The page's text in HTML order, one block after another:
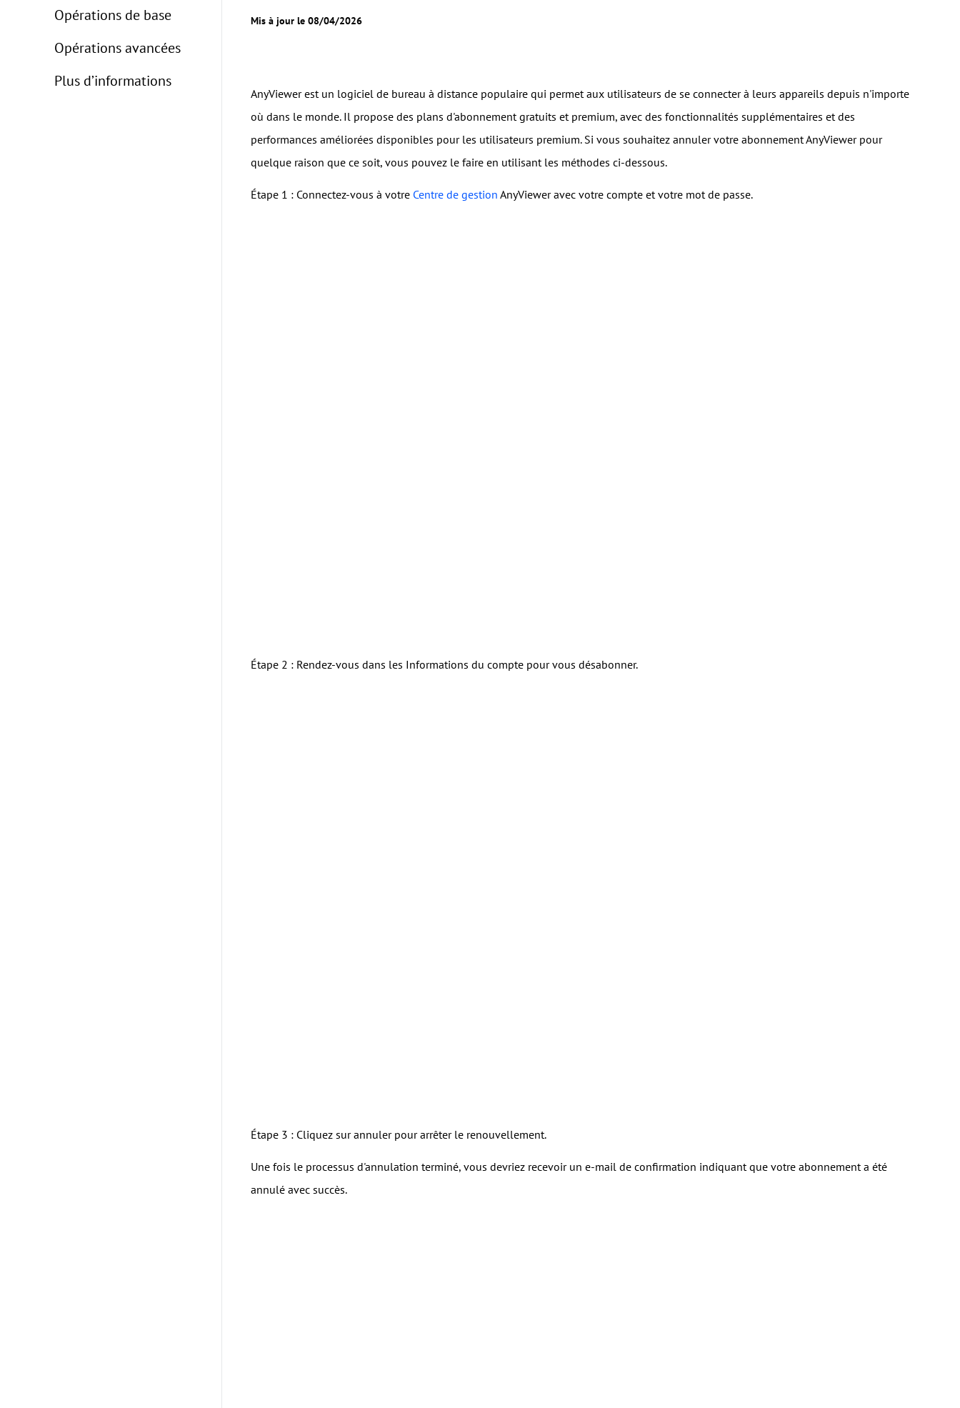
Opérations de base
Opérations avancées
Plus d’informations
Mis à jour le 08/04/2026
AnyViewer est un logiciel de bureau à distance populaire qui permet aux utilisateurs de se connecter à leurs appareils depuis n'importe
où dans le monde. Il propose des plans d'abonnement gratuits et premium, avec des fonctionnalités supplémentaires et des
performances améliorées disponibles pour les utilisateurs premium. Si vous souhaitez annuler votre abonnement AnyViewer pour
quelque raison que ce soit, vous pouvez le faire en utilisant les méthodes ci-dessous.
Étape 1 : Connectez-vous à votre Centre de gestion AnyViewer avec votre compte et votre mot de passe.
Étape 2 : Rendez-vous dans les Informations du compte pour vous désabonner.
Étape 3 : Cliquez sur annuler pour arrêter le renouvellement.
Une fois le processus d'annulation terminé, vous devriez recevoir un e-mail de confirmation indiquant que votre abonnement a été
annulé avec succès.